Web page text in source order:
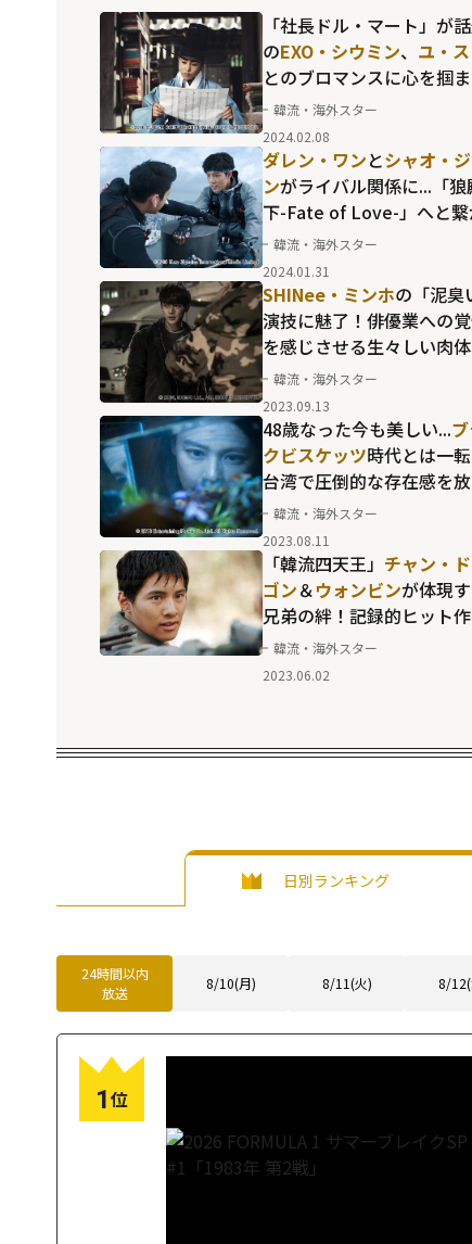
「社長ドル・マート」が
のEXO・シウミン、 ユ・
とのブロマンスに心を掴
るスクリーンデビュー作
韓流・海外スター
2024.02.08
ダレン・ワンとシャオ・
ンがライバル関係に...「狼
下-Fate of Love-」へと繋
貴重な共演シーン
韓流・海外スター
2024.01.31
SHINee・ミンホの「泥臭
演技に魅了！俳優業への
を感じさせる生々しい肉
現とは？
韓流・海外スター
2023.09.13
48歳なった今も美しい...
クビスケッツ時代とは一転
台湾で圧倒的な存在感を
女優ビビアン・スー
韓流・海外スター
2023.08.11
「韓流四天王」 チャン・
ゴン＆ウォンビンが体現
兄弟の絆！記録的ヒット作
「ブラザーフッド」の魅力
韓流・海外スター
2023.06.02
日別ランキング
24時間以内
放送
8/10(月) 8/11(火) 8/
1位